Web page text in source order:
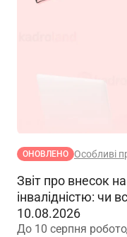
ОНОВЛЕНО Особливі
Звіт про внесок
інвалідністю: чи
10.08.2026
До 10 серпня